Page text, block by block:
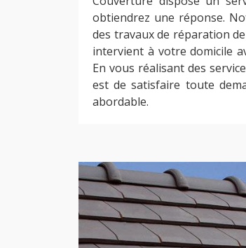
obtiendrez une réponse.
des travaux de réparation
intervient à votre domicile
En vous réalisant des
est de satisfaire toute
abordable.